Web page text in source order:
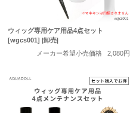
ウィッグ専用ケア用品4点セット
[wgcs001] |卸売|
メーカー希望小売価格
2,080円